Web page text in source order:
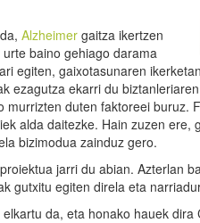
Alzheimer gaitza ikertzen
baino gehiago darama
egiten, gaixotasunaren
ezagutza ekarri du
duten faktoreei
alda daitezke. Hain zuzen
bizimodua zainduz gero.
proiektua jarri du abian. Azterlan
gutxitu egiten direla eta
da, eta honako hauek